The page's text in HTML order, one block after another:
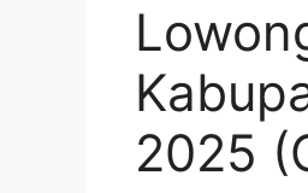
2025